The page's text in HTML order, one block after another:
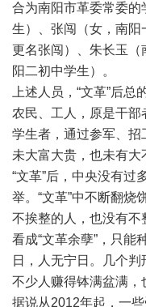
合为南阳市革委常委的
生）、张闯（女，南阳
更名张闯）、朱长玉
阳二初中学生）。
上述人员，“文革”后
农民、工人，原是干
学生者，通过参军、招
未大富大贵，也未有大
“文革”后，中央没有过
举。“文革”中不断翻烧
不挨整的人，也没有不
看成“文革余孽”，只能
日，人无宁日。几个判
不少人赚得钵满盆满，
据说从2012年起，一些